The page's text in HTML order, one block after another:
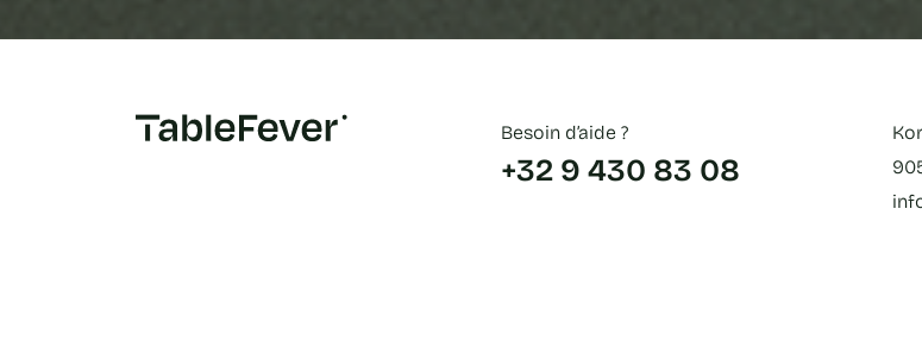
Besoin d’aide ?
+32 9 430 83 08